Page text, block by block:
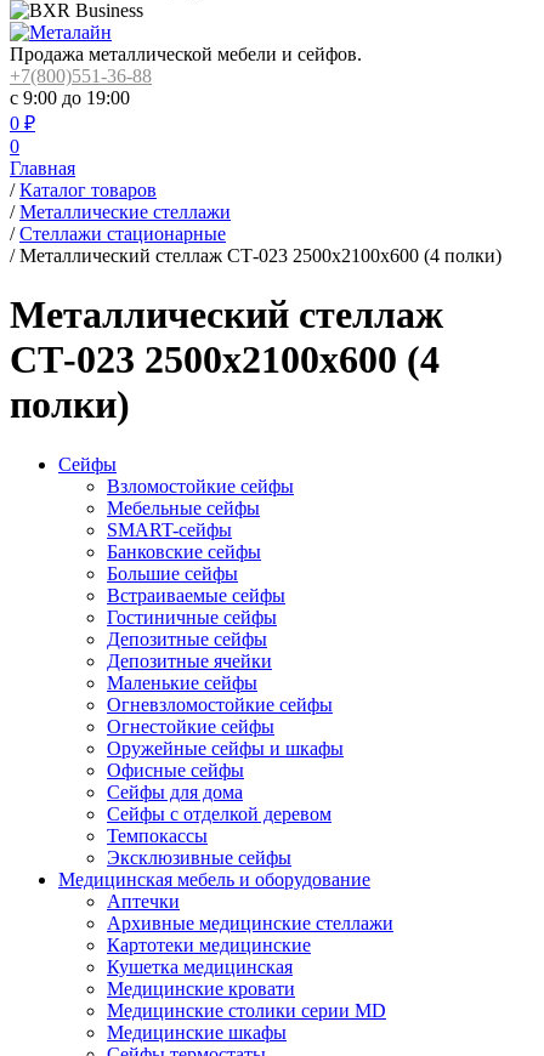
Продажа металлической мебели и сейфов.
+7(800)551-36-88
с 9:00 до 19:00
0 ₽
0
Главная
/ Каталог товаров
/ Металлические стеллажи
/ Стеллажи стационарные
/ Металлический стеллаж СТ-023 2500x2100x600 (4 полки)
Металлический стеллаж
СТ-023 2500x2100x600 (4
полки)
Сейфы
Взломостойкие сейфы
Мебельные сейфы
SMART-сейфы
Банковские сейфы
Большие сейфы
Встраиваемые сейфы
Гостиничные сейфы
Депозитные сейфы
Депозитные ячейки
Маленькие сейфы
Огневзломостойкие сейфы
Огнестойкие сейфы
Оружейные сейфы и шкафы
Офисные сейфы
Сейфы для дома
Сейфы с отделкой деревом
Темпокассы
Эксклюзивные сейфы
Медицинская мебель и оборудование
Аптечки
Архивные медицинские стеллажи
Картотеки медицинские
Кушетка медицинская
Медицинские кровати
Медицинские столики серии MD
Медицинские шкафы